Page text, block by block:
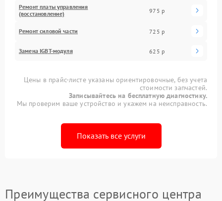
Ремонт платы управления
(восстановление)
975 р
Ремонт силовой части 725 р
Замена IGBT-модуля 625 р
Цены в прайс-листе указаны ориентировочные, без учета
стоимости запчастей.
Записывайтесь на бесплатную диагностику.
Мы проверим ваше устройство и укажем на неисправность.
Показать все услуги
Преимущества сервисного центра